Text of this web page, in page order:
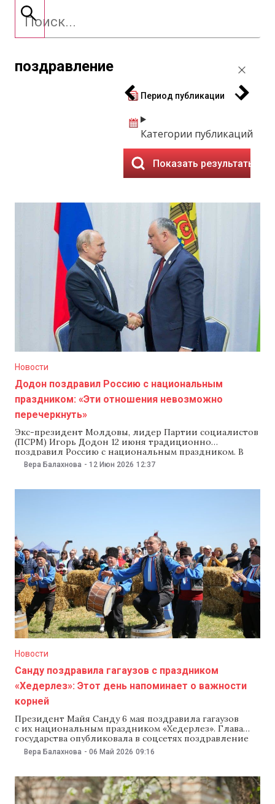
поздравление
Период публикации
Категории публикаций
Показать результаты
Новости
Додон поздравил Россию с национальным
праздником: «Эти отношения невозможно
перечеркнуть»
Экс-президент Молдовы, лидер Партии социалистов
(ПСРМ) Игорь Додон 12 июня традиционно
поздравил Россию с национальным праздником. В
опубликованном в соцсетях сообщении социалист в
очередной раз написал, что «Россия всегда была и
многолетних «исторических, культурных, духовных и
Вера Балахнова - 12 Июн 2026 12:37
Новости
Санду поздравила гагаузов с праздником
«Хедерлез»: Этот день напоминает о важности
корней
Президент Майя Санду 6 мая поздравила гагаузов
с их национальным праздником «Хедерлез». Глава
государства опубликовала в соцсетях поздравление
на гагаузском и румынском языках, пожелав здоровья,
процветания, мира и единства. «Это праздник
самых прекрасных гагаузских традиций. Этот день
напоминает нам о важности корней, единства в
обществе и общих ценностей. Пусть дух Хедерлеза
Вера Балахнова - 06 Май 2026 09:16